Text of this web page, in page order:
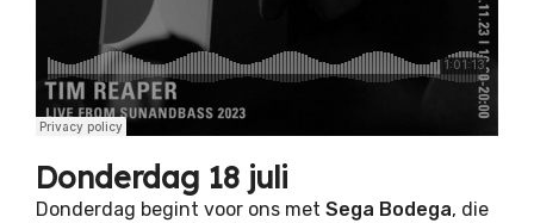
Donderdag 18 juli
Donderdag begint voor ons met Sega Bodega, die